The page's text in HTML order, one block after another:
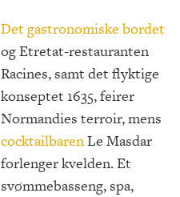
Det gastronomiske bordet
og Etretat-restauranten
Racines, samt det flyktige
konseptet 1635, feirer
Normandies terroir, mens
cocktailbarenLe Masdar
forlenger kvelden. Et
svømmebasseng, spa,